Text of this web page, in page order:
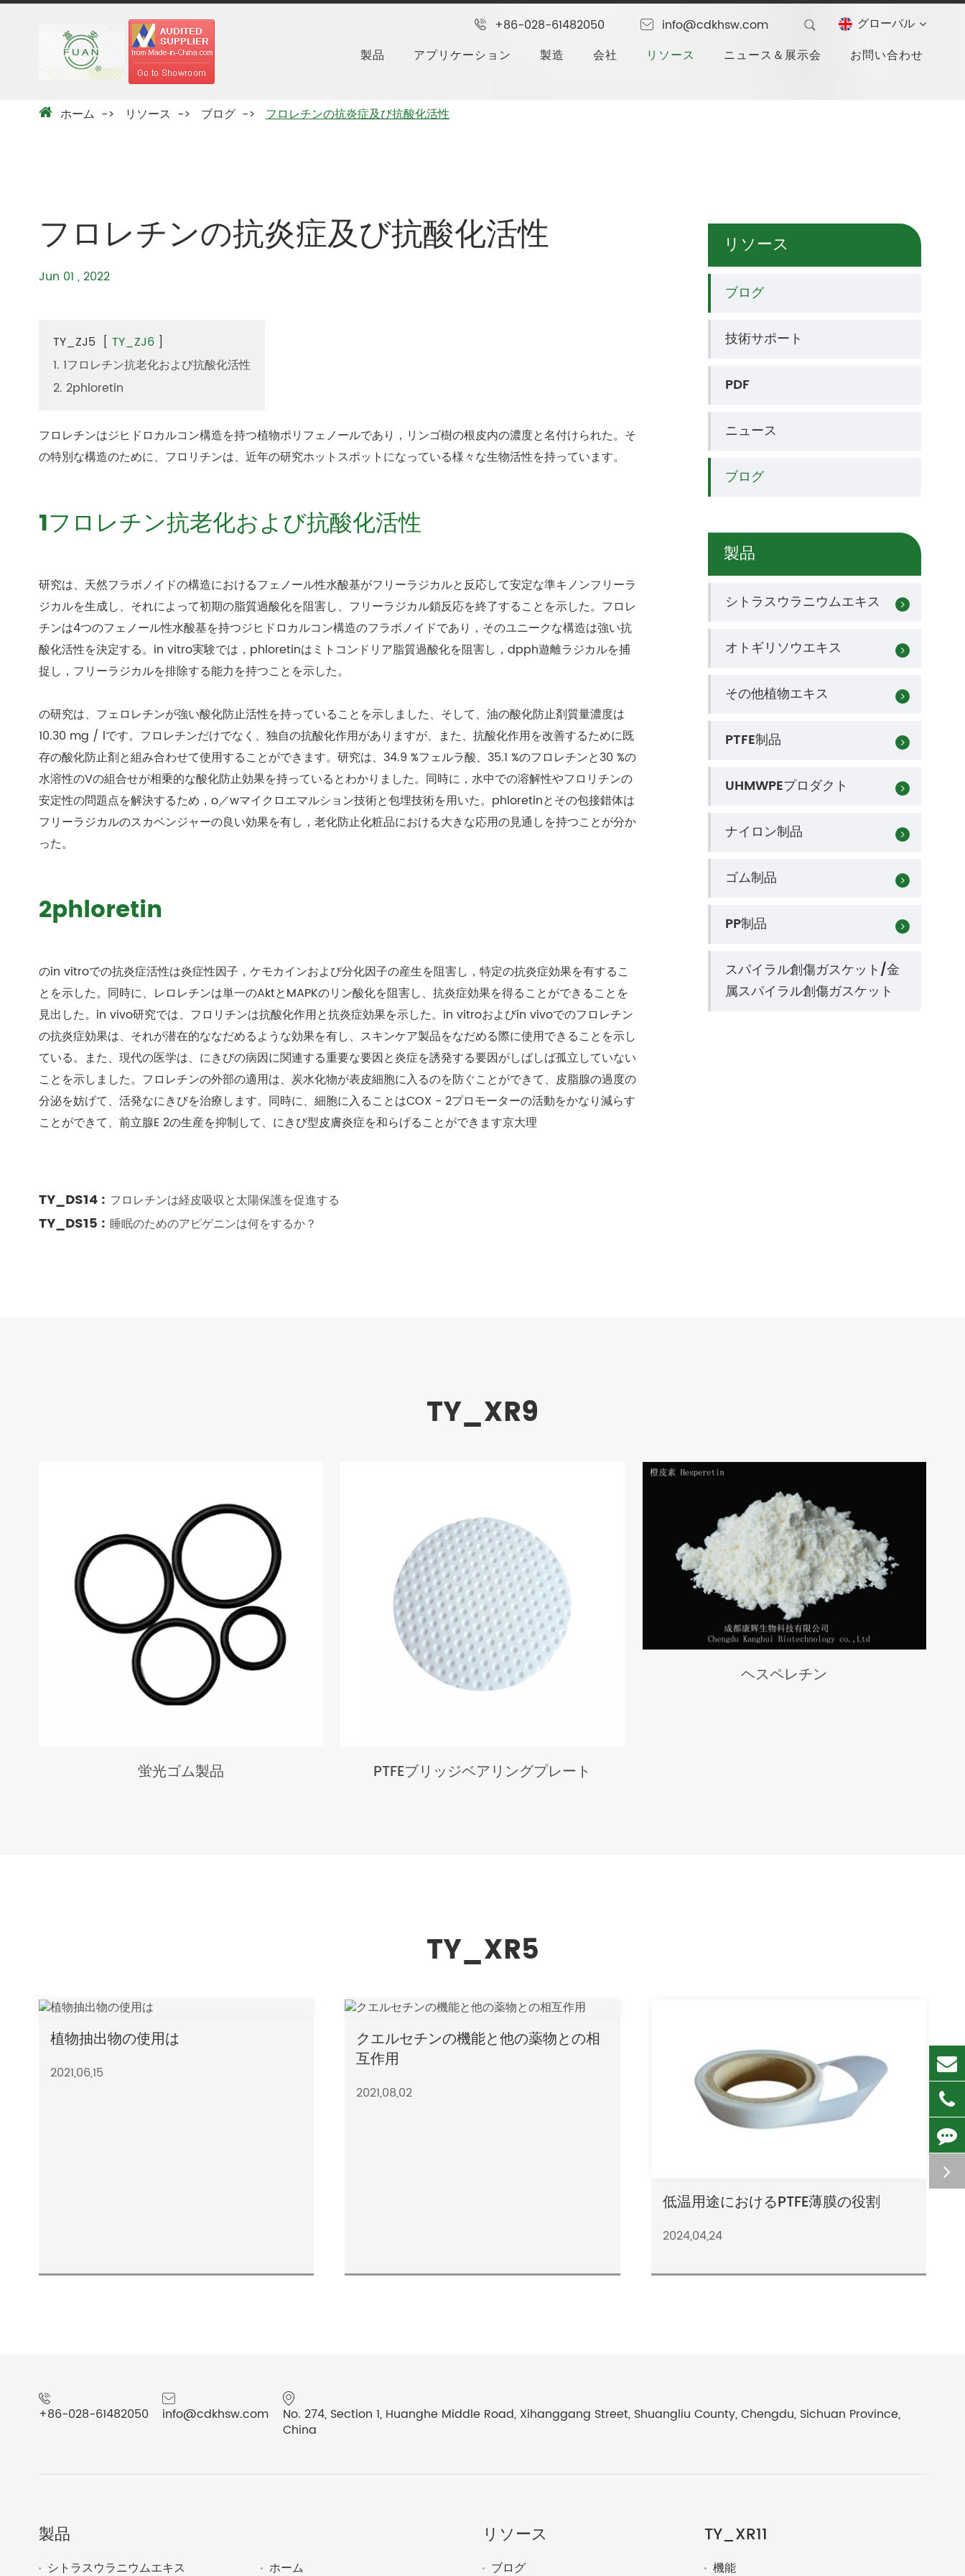
+86-028-61482050 info@cdkhsw.com
グローバル
製品
アプリケーション 製造 会社 リソース ニュース＆展示会 お問い合わせ
ホーム リソース ブログ フロレチンの抗炎症及び抗酸化活性
フロレチンの抗炎症及び抗酸化活性
Jun 01 , 2022
TY_ZJ5 [ TY_ZJ6 ]
1. 1フロレチン抗老化および抗酸化活性
2. 2phloretin
フロレチンはジヒドロカルコン構造を持つ植物ポリフェノールであり，リンゴ樹の根皮内の濃度と名付けられた。そ
の特別な構造のために、フロリチンは、近年の研究ホットスポットになっている様々な生物活性を持っています。
1フロレチン抗老化および抗酸化活性
研究は、天然フラボノイドの構造におけるフェノール性水酸基がフリーラジカルと反応して安定な準キノンフリーラ
ジカルを生成し、それによって初期の脂質過酸化を阻害し、フリーラジカル鎖反応を終了することを示した。フロレ
チンは4つのフェノール性水酸基を持つジヒドロカルコン構造のフラボノイドであり，そのユニークな構造は強い抗
酸化活性を決定する。in vitro実験では，phloretinはミトコンドリア脂質過酸化を阻害し，dpph遊離ラジカルを捕
捉し，フリーラジカルを排除する能力を持つことを示した。
の研究は、フェロレチンが強い酸化防止活性を持っていることを示しました、そして、油の酸化防止剤質量濃度は
10.30 mg / lです。フロレチンだけでなく、独自の抗酸化作用がありますが、また、抗酸化作用を改善するために既
存の酸化防止剤と組み合わせて使用することができます。研究は、34.9 %フェルラ酸、35.1 %のフロレチンと30 %の
水溶性のVの組合せが相乗的な酸化防止効果を持っているとわかりました。同時に，水中での溶解性やフロリチンの
安定性の問題点を解決するため，o／wマイクロエマルション技術と包埋技術を用いた。phloretinとその包接錯体は
フリーラジカルのスカベンジャーの良い効果を有し，老化防止化粧品における大きな応用の見通しを持つことが分か
った。
2phloretin
のin vitroでの抗炎症活性は炎症性因子，ケモカインおよび分化因子の産生を阻害し，特定の抗炎症効果を有するこ
とを示した。同時に、レロレチンは単一のAktとMAPKのリン酸化を阻害し、抗炎症効果を得ることができることを
見出した。in vivo研究では、フロリチンは抗酸化作用と抗炎症効果を示した。in vitroおよびin vivoでのフロレチン
の抗炎症効果は、それが潜在的ななだめるような効果を有し、スキンケア製品をなだめる際に使用できることを示し
ている。また、現代の医学は、にきびの病因に関連する重要な要因と炎症を誘発する要因がしばしば孤立していない
ことを示しました。フロレチンの外部の適用は、炭水化物が表皮細胞に入るのを防ぐことができて、皮脂腺の過度の
分泌を妨げて、活発なにきびを治療します。同時に、細胞に入ることはCOX - 2プロモーターの活動をかなり減らす
ことができて、前立腺E 2の生産を抑制して、にきび型皮膚炎症を和らげることができます京大理
TY_DS14 : フロレチンは経皮吸収と太陽保護を促進する
TY_DS15 : 睡眠のためのアピゲニンは何をするか？
リソース
ブログ
技術サポート
PDF
ニュース
ブログ
製品
シトラスウラニウムエキス
オトギリソウエキス
その他植物エキス
PTFE制品
UHMWPEプロダクト
ナイロン制品
ゴム制品
PP制品
スパイラル創傷ガスケット/金
属スパイラル創傷ガスケット
TY_XR9
蛍光ゴム製品 PTFEブリッジベアリングプレート
ヘスペレチン
TY_XR5
植物抽出物の使用は
2021,06,15
クエルセチンの機能と他の薬物との相
互作用
2021,08,02
低温用途におけるPTFE薄膜の役割
2024,04,24
+86-028-61482050 info@cdkhsw.com
No. 274, Section 1, Huanghe Middle Road, Xihanggang Street, Shuangliu County, Chengdu, Sichuan Province,
China
製品
シトラスウラニウムエキス ホーム
リソース
ブログ
TY_XR11
機能